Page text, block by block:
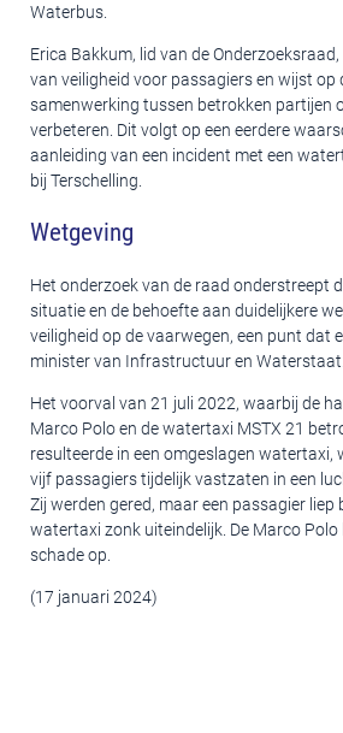
Waterbus.
Erica Bakkum, lid van de
van veiligheid voor passagiers en wijst op
samenwerking tussen betrokken partijen
verbeteren. Dit volgt op een eerdere
aanleiding van een incident met een
bij Terschelling.
Wetgeving
Het onderzoek van de raad onderstreept
situatie en de behoefte aan duidelijkere
veiligheid op de vaarwegen, een punt dat
minister van Infrastructuur en Waterstaat.
Het voorval van 21 juli 2022, waarbij de
Marco Polo en de watertaxi MSTX 21
resulteerde in een omgeslagen watertaxi,
vijf passagiers tijdelijk vastzaten in een
Zij werden gered, maar een passagier liep
watertaxi zonk uiteindelijk. De Marco Polo
schade op.
(17 januari 2024)